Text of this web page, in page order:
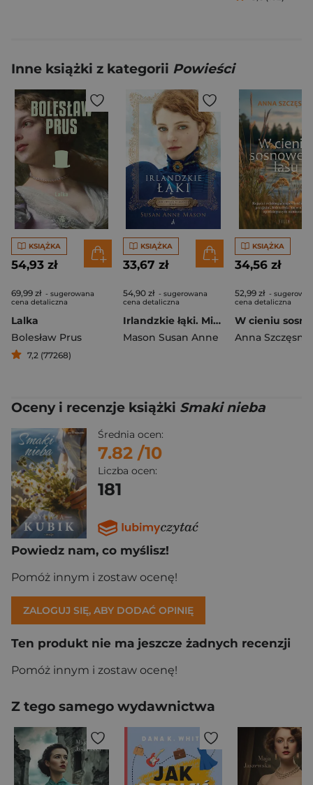
Inne książki z kategorii Powieści
KSIĄŻKA
54,93 zł
69,99 zł - sugerowana
cena detaliczna
Lalka
Bolesław Prus
7,2 (77268)
KSIĄŻKA
33,67 zł
54,90 zł - sugerowana
cena detaliczna
Irlandzkie łąki. Mieć odwagę by marzyć. Tom 1 wyd. 2026
Mason Susan Anne
KSIĄŻKA
34,56 zł
52,99 zł -
cena detaliczna
Anna Szczęsna
Oceny i recenzje książki Smaki nieba
Średnia ocen:
7.82 /10
Liczba ocen:
181
Powiedz nam, co myślisz!
Pomóż innym i zostaw ocenę!
ZALOGUJ SIĘ, ABY DODAĆ OPINIĘ
Ten produkt nie ma jeszcze żadnych recenzji
Pomóż innym i zostaw ocenę!
Z tego samego wydawnictwa